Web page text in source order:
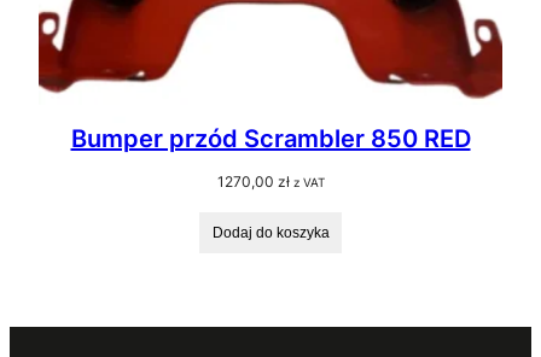
Bumper przód Scrambler 850 RED
1270,00 zł z VAT
Dodaj do koszyka